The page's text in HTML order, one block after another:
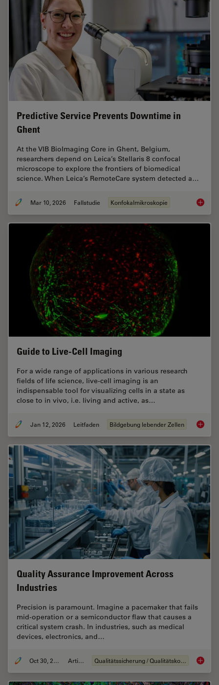
Predictive Service Prevents Downtime in
Ghent
At the VIB BioImaging Core in Ghent, Belgium,
researchers depend on Leica’s Stellaris 8 confocal
microscope to explore the frontiers of biomedical
science. When Leica’s RemoteCare system detected a…
Mar 10, 2026 Fallstudie Konfokalmikroskopie
Guide to Live-Cell Imaging
For a wide range of applications in various research
fields of life science, live-cell imaging is an
indispensable tool for visualizing cells in a state as
close to in vivo, i.e. living and active, as…
Jan 12, 2026 Leitfaden Bildgebung lebender Zellen Guide
Quality Assurance Improvement Across
Industries
Precision is paramount. Imagine a pacemaker that fails
mid-operation or a semiconductor flaw that causes a
critical system crash. In industries, such as medical
devices, electronics, and…
Oct 30, 2025 Artikel Qualitätssicherung / Qualitätskontrolle Quality